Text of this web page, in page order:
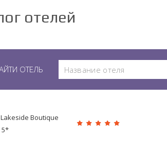
отелей
ОТЕЛЬ
Boutique
5*